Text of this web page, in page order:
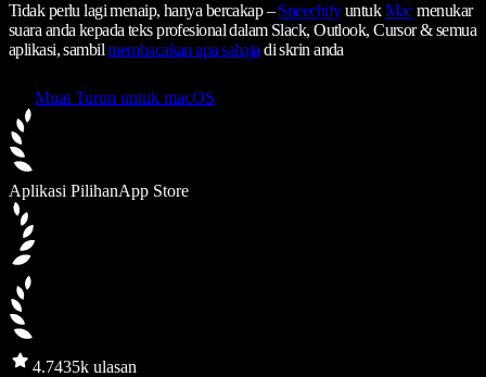
Tidak perlu lagi menaip, hanya bercakap –SpeechifyuntukMacmenukar
suara anda kepada teks profesional dalam Slack, Outlook, Cursor & semua
aplikasi, sambilmembacakan apa sahaja di skrin anda
Muat Turun untuk macOS
Aplikasi PilihanApp Store
4.7435k ulasan